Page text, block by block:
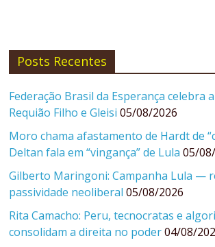
Posts Recentes
Federação Brasil da Esperança celebra
Requião Filho e Gleisi 05/08/2026
Moro chama afastamento de Hardt de
Deltan fala em “vingança” de Lula 05/
Gilberto Maringoni: Campanha Lula —
passividade neoliberal 05/08/2026
Rita Camacho: Peru, tecnocratas e
consolidam a direita no poder 04/08/